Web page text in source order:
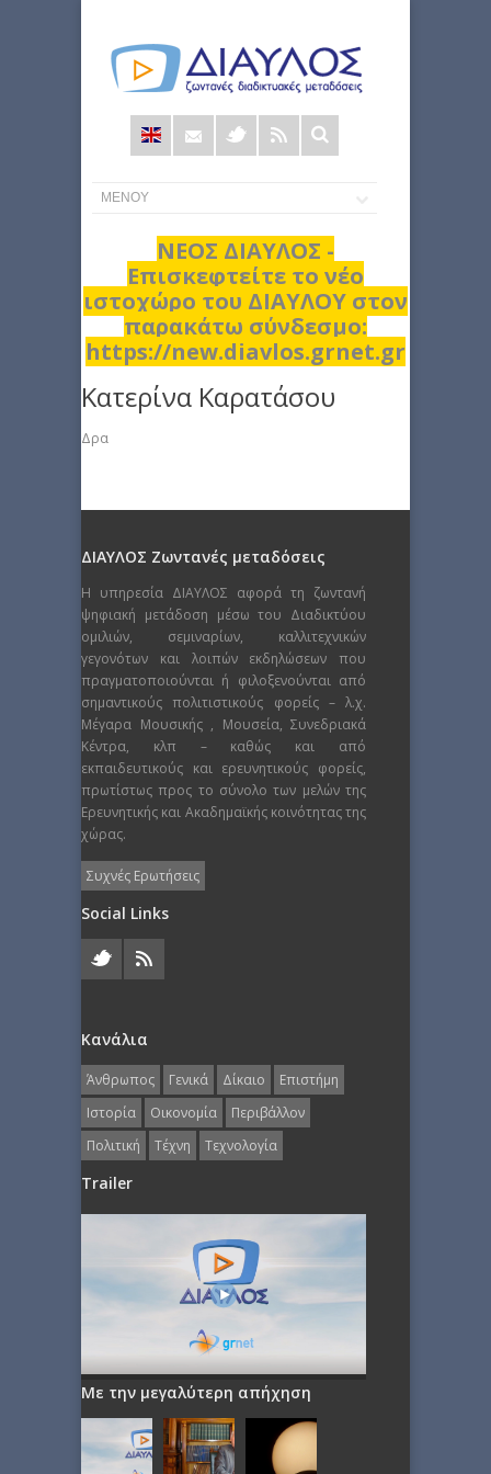
Φόρμα
αναζήτησης
ΝΕΟΣ ΔΙΑΥΛΟΣ -
Επισκεφτείτε το νέο
ιστοχώρο του ΔΙΑΥΛΟΥ στον
παρακάτω σύνδεσμο:
https://new.diavlos.grnet.gr
Κατερίνα Καρατάσου
Δρα
ΔΙΑΥΛΟΣ Ζωντανές μεταδόσεις
Η υπηρεσία ΔΙΑΥΛΟΣ αφορά τη ζωντανή
ψηφιακή μετάδοση μέσω του Διαδικτύου
ομιλιών, σεμιναρίων, καλλιτεχνικών
γεγονότων και λοιπών εκδηλώσεων που
πραγματοποιούνται ή φιλοξενούνται από
σημαντικούς πολιτιστικούς φορείς – λ.χ.
Μέγαρα Μουσικής , Μουσεία, Συνεδριακά
Κέντρα, κλπ – καθώς και από
εκπαιδευτικούς και ερευνητικούς φορείς,
πρωτίστως προς το σύνολο των μελών της
Ερευνητικής και Ακαδημαϊκής κοινότητας της
χώρας.
Συχνές Ερωτήσεις
Social Links
Κανάλια
Άνθρωπος Γενικά Δίκαιο
Επιστήμη
Ιστορία
Οικονομία
Περιβάλλον
Πολιτική
Τέχνη Τεχνολογία
Trailer
Με την μεγαλύτερη απήχηση